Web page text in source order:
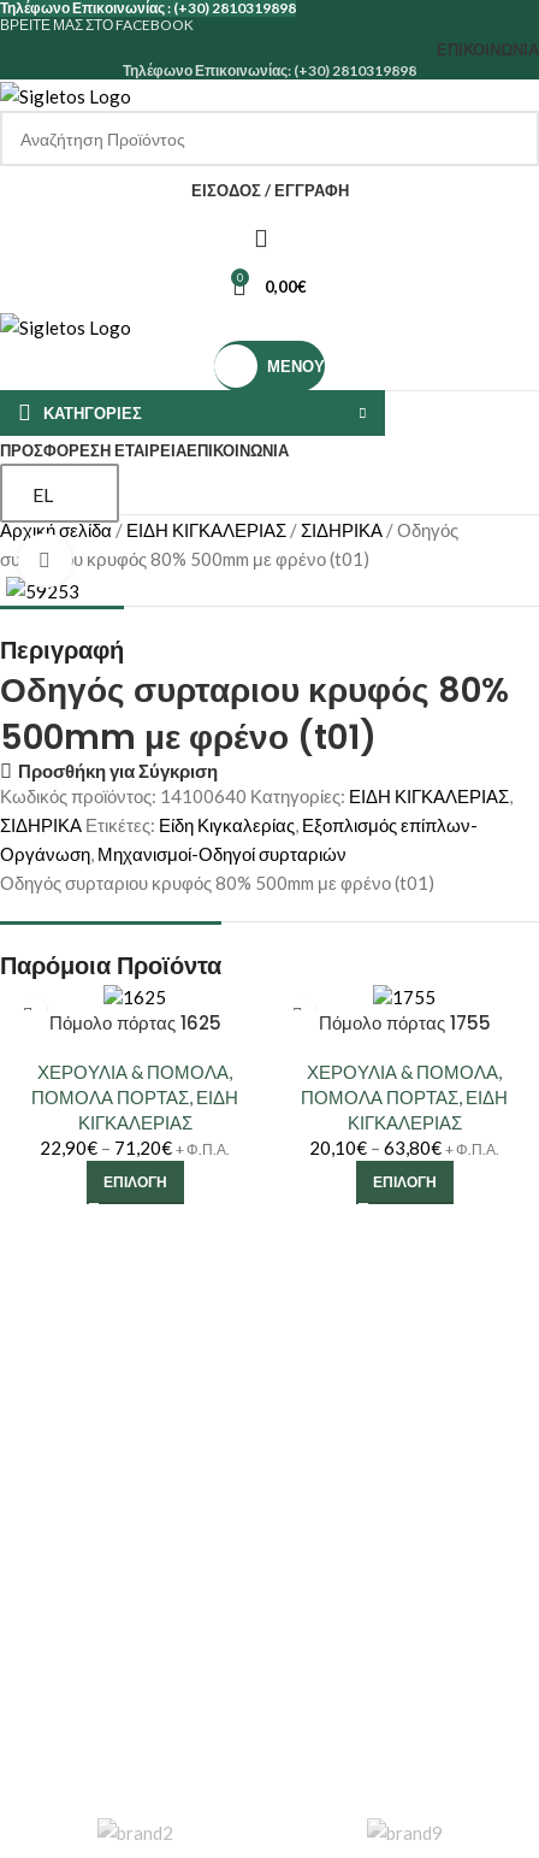
Τηλέφωνο Επικοινωνίας : (+30) 2810319898
ΒΡΕΙΤΕ ΜΑΣ ΣΤΟ FACEBOOK
ΕΠΙΚΟΙΝΩΝΊΑ
Τηλέφωνο Επικοινωνίας: (+30) 2810319898
ΕΊΣΟΔΟΣ / ΕΓΓΡΑΦΉ
0 0,00€
ΜΕΝΟΎ
ΚΑΤΗΓΟΡΙΕΣ
ΠΡΟΣΦΟΡΕΣΗ ΕΤΑΙΡΕΊΑΕΠΙΚΟΙΝΩΝΊΑ
EL
Αρχική σελίδα ΕΙΔΗ ΚΙΓΚΑΛΕΡΙΑΣ ΣΙΔΗΡΙΚΑ
Οδηγός
συρταριου κρυφός 80% 500mm με φρένο (t01)
Κάντε κλικ για μεγέθυνση
Περιγραφή
Οδηγός συρταριου κρυφός 80%
500mm με φρένο (t01)
Προσθήκη για Σύγκριση
Κωδικός προϊόντος: 14100640 Κατηγορίες: ΕΙΔΗ ΚΙΓΚΑΛΕΡΙΑΣ,
ΣΙΔΗΡΙΚΑ Ετικέτες: Είδη Κιγκαλερίας, Εξοπλισμός επίπλων-
Οργάνωση, Μηχανισμοί-Οδηγοί συρταριών
Οδηγός συρταριου κρυφός 80% 500mm με φρένο (t01)
Παρόμοια Προϊόντα
Πόμολο πόρτας 1625
ΧΕΡΟΥΛΙΑ & ΠΟΜΟΛΑ
ΠΟΜΟΛΑ ΠΟΡΤΑΣ ΕΙΔΗ
ΚΙΓΚΑΛΕΡΙΑΣ
22,90€ – 71,20€ + Φ.Π.Α.
ΕΠΙΛΟΓΉ
Πόμολο πόρτας 1755
ΧΕΡΟΥΛΙΑ & ΠΟΜΟΛΑ
ΠΟΜΟΛΑ ΠΟΡΤΑΣ ΕΙΔΗ
ΚΙΓΚΑΛΕΡΙΑΣ
20,10€ – 63,80€ + Φ.Π.Α.
ΕΠΙΛΟΓΉ